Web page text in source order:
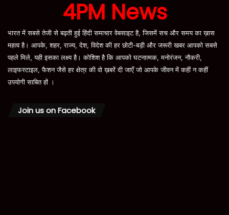
4PM News
भारत में सबसे तेजी से बढ़ती हुई हिंदी समाचार वेबसाइट है, जिसमें सच और समय का ख़ास
महत्व है। आपके, शहर, राज्य, देश, विदेश की हर छोटी-बड़ी और जरूरी खबर आपको सबसे
पहले मिले, यही इसका लक्ष्य है। कोशिश है कि आपको घटनात्मक, मनोरंजन, नौकरी,
लाइफस्टाइल, फैशन जैसे हर क्षेत्र की वो ख़बरें दी जाएँ जो आपके जीवन में कहीं न कहीं
उपयोगी साबित हों ।
Join us on Facebook